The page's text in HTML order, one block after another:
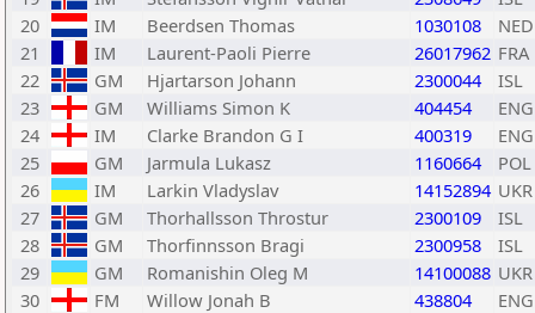
20
IM Beerdsen Thomas 1030108
NED
21
IM Laurent-Paoli Pierre 26017962 FRA
22
GM Hjartarson Johann 2300044
ISL
23
GM Williams Simon K 404454
ENG
24
IM Clarke Brandon G I 400319
ENG
25
GM Jarmula Lukasz 1160664
POL
26
IM Larkin Vladyslav 14152894 UKR
27
GM Thorhallsson Throstur 2300109
ISL
28
GM Thorfinnsson Bragi 2300958
ISL
29
GM Romanishin Oleg M 14100088 UKR
30
FM Willow Jonah B 438804
ENG